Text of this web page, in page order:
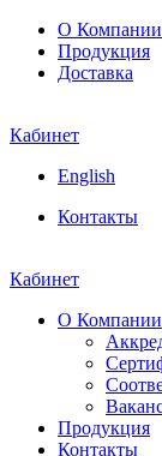
О Компании
Продукция
Доставка
Кабинет
English
Контакты
Кабинет
О Компании
Продукция
Контакты